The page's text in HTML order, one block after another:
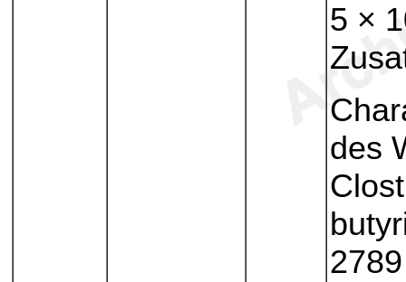
5 ×
des
2789